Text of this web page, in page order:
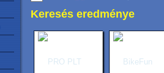
Keresés eredménye